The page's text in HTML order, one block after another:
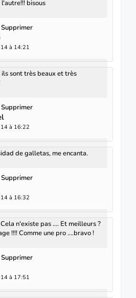
bisous
Supprimer
à 14:21
sont très beaux et très
Supprimer
à 16:22
de galletas, me encanta.
Supprimer
à 16:32
n'existe pas .... Et meilleurs ?
!!!! Comme une pro ....bravo !
Supprimer
à 17:51